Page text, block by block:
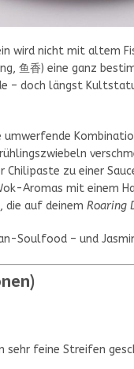
wird nicht mit altem
鱼香) eine ganz
– doch längst
umwerfende
zu einer
Aromas mit einem
die auf deinem Roaring
Soulfood – und
sehr feine Streifen